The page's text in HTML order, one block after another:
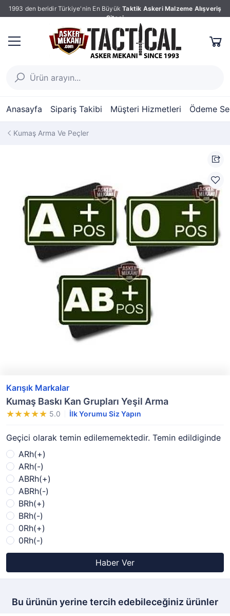
1993 den beridir Türkiye'nin En Büyük Taktik Askeri Malzeme Alışveriş
Sitesi
Anasayfa Sipariş Takibi Müşteri Hizmetleri Ödeme
Kumaş Arma Ve Peçler
Karışık Markalar
Kumaş Baskı Kan Grupları Yeşil Arma
5.0 İlk Yorumu Siz Yapın
Geçici olarak temin edilememektedir. Temin edildiginde
ARh(+)
ARh(-)
ABRh(+)
ABRh(-)
BRh(+)
BRh(-)
0Rh(+)
0Rh(-)
Haber Ver
Bu ürünün yerine tercih edebileceğiniz ürünler